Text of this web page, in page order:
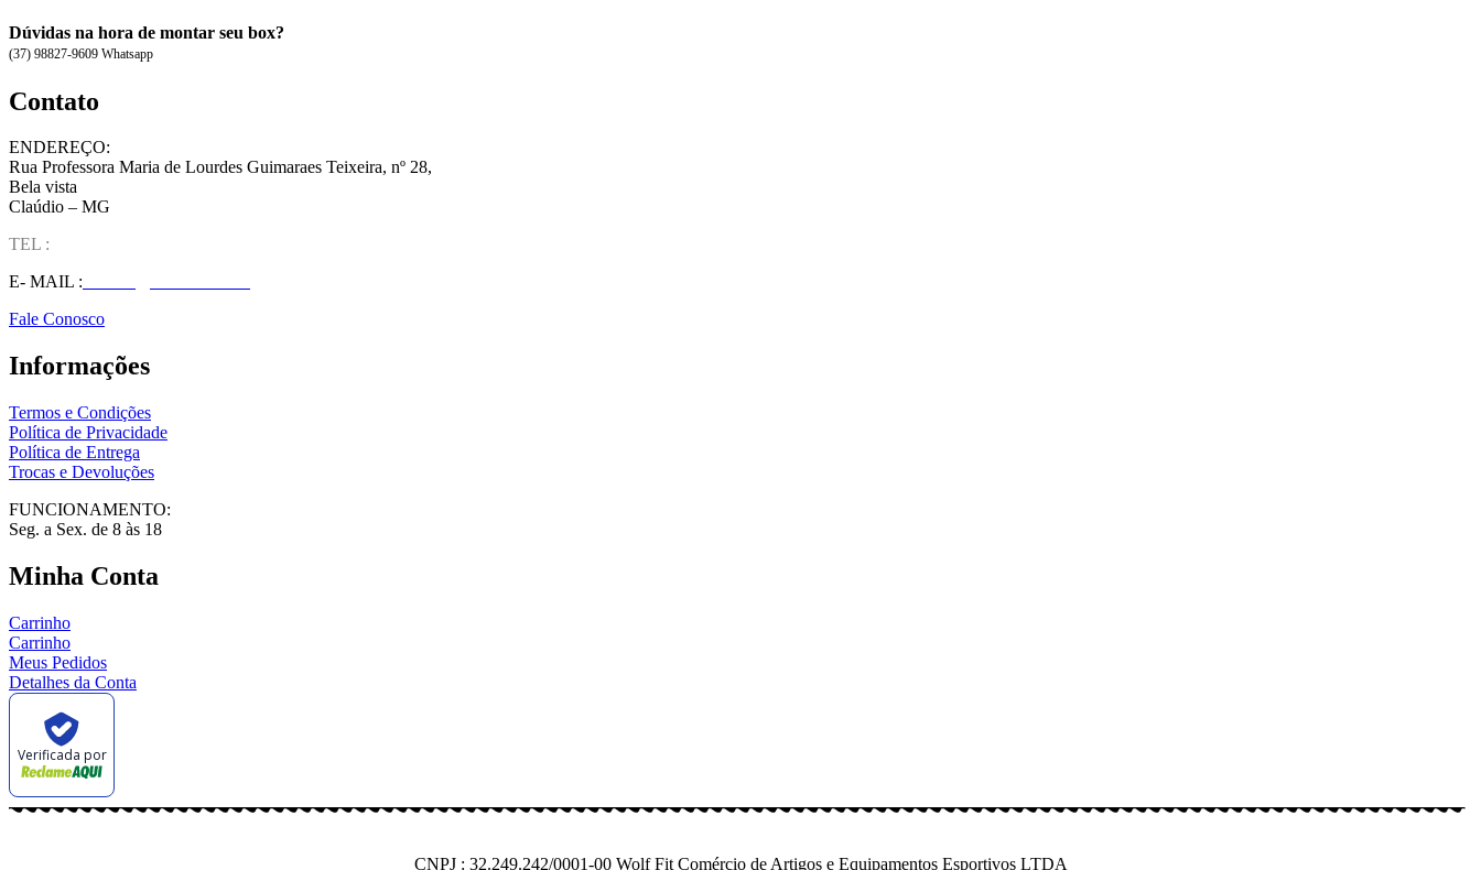
Dúvidas na hora de montar seu box?
(37) 98827-9609 Whatsapp
Contato
ENDEREÇO:
Rua Professora Maria de Lourdes Guimaraes Teixeira, nº 28,
Bela vista
Claúdio – MG
TEL :
E- MAIL :
Fale Conosco
Informações
Termos e Condições
Política de Privacidade
Política de Entrega
Trocas e Devoluções
FUNCIONAMENTO:
Seg. a Sex. de 8 às 18
Minha Conta
Carrinho
Carrinho
Meus Pedidos
Detalhes da Conta
Verificada por
CNPJ : 32.249.242/0001-00 Wolf Fit Comércio de Artigos e Equipamentos Esportivos LTDA